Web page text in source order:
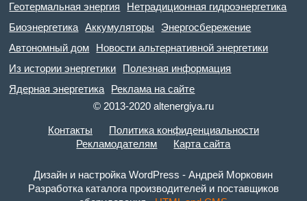
Геотермальная энергия
Нетрадиционная гидроэнергетика
Биоэнергетика
Аккумуляторы
Энергосбережение
Автономный дом
Новости альтернативной энергетики
Из истории энергетики
Полезная информация
Ядерная энергетика
Реклама на сайте
© 2013-2020 altenergiya.ru
Контакты
Политика конфиденциальности
Рекламодателям
Карта сайта
Дизайн и настройка WordPress - Андрей Морковин
Разработка каталога производителей и поставщиков